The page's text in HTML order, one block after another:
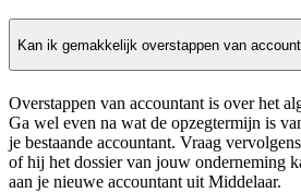
Kan ik gemakkelijk overstappen van
Overstappen van accountant is over het
Ga wel even na wat de opzegtermijn is
je bestaande accountant. Vraag
of hij het dossier van jouw onderneming
aan je nieuwe accountant uit Middelaar.